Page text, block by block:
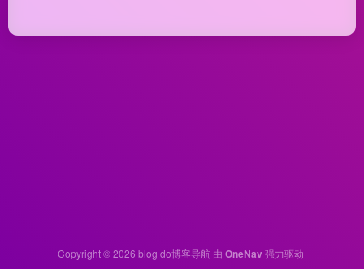
Copyright © 2026 blog do博客导航 由 OneNav强力驱动